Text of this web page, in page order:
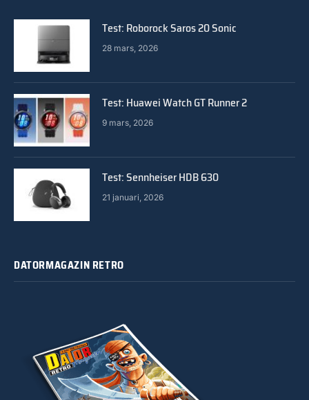
Test: Roborock Saros 20 Sonic
28 mars, 2026
Test: Huawei Watch GT Runner 2
9 mars, 2026
Test: Sennheiser HDB 630
21 januari, 2026
DATORMAGAZIN RETRO